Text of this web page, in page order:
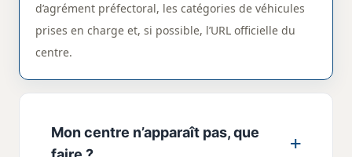
d’agrément préfectoral, les catégories de véhicules
prises en charge et, si possible, l’URL officielle du
centre.
Mon centre n’apparaît pas, que